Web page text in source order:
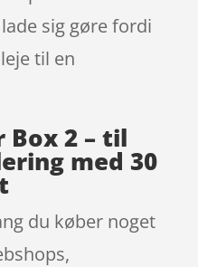
sig gøre fordi
til en
2 – til
med 30
du køber noget